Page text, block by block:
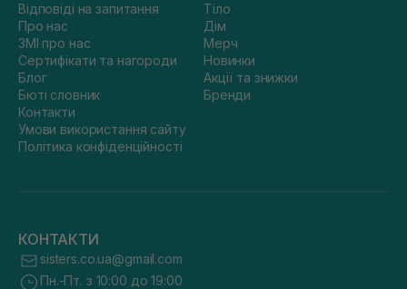
Відповіді на запитання
Про нас
ЗМІ про нас
Сертифікати та нагороди
Блог
Бюті словник
Контакти
Умови використання сайту
Політика конфіденційності
Тіло
Дім
Мерч
Новинки
Акції та знижки
Бренди
КОНТАКТИ
sisters.co.ua@gmail.com
Пн.-Пт. з 10:00 до 19:00